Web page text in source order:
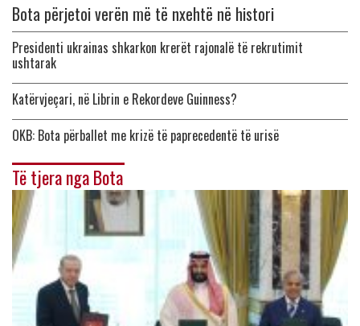
Bota përjetoi verën më të nxehtë në histori
Presidenti ukrainas shkarkon krerët rajonalë të rekrutimit
ushtarak
Katërvjeçari, në Librin e Rekordeve Guinness?
OKB: Bota përballet me krizë të paprecedentë të urisë
Të tjera nga Bota